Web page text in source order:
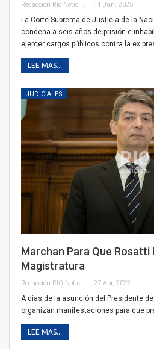
Redaccion Rio Noticias 11 Jun, 2025
La Corte Suprema de Justicia de la
condena a seis años de prisión e
ejercer cargos públicos contra la ex
LEE MAS...
JUDICIALES
Marchan Para Que Rosatti
Magistratura
Redacción RIO Noticias 27 Abr, 2022
A días de la asunción del Presidente
organizan manifestaciones para que
LEE MAS...